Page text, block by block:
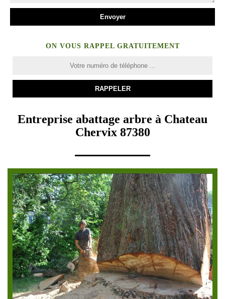
ON VOUS RAPPEL GRATUITEMENT
Entreprise abattage arbre à Chateau
Chervix 87380